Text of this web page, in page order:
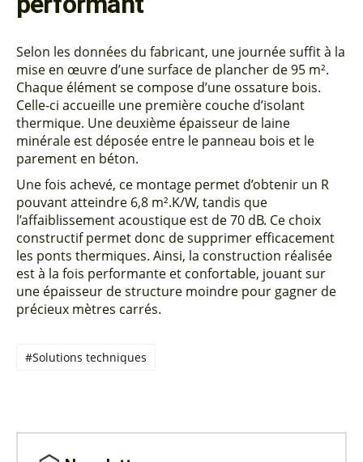
Selon les données du fabricant, une journée suffit à la
mise en œuvre d’une surface de plancher de 95 m².
Chaque élément se compose d’une ossature bois.
Celle-ci accueille une première couche d’isolant
thermique. Une deuxième épaisseur de laine
minérale est déposée entre le panneau bois et le
parement en béton.
Une fois achevé, ce montage permet d’obtenir un R
pouvant atteindre 6,8 m².K/W, tandis que
l’affaiblissement acoustique est de 70 dB. Ce choix
constructif permet donc de supprimer efficacement
les ponts thermiques. Ainsi, la construction réalisée
est à la fois performante et confortable, jouant sur
une épaisseur de structure moindre pour gagner de
précieux mètres carrés.
#Solutions techniques